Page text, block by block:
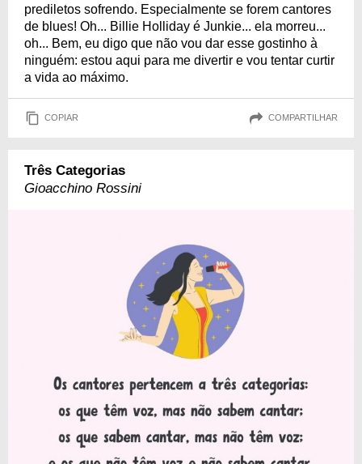
prediletos sofrendo. Especialmente se forem cantores
de blues! Oh... Billie Holliday é Junkie... ela morreu...
oh... Bem, eu digo que não vou dar esse gostinho à
ninguém: estou aqui para me divertir e vou tentar curtir
a vida ao máximo.
COPIAR COMPARTILHAR
Três Categorias
Gioacchino Rossini